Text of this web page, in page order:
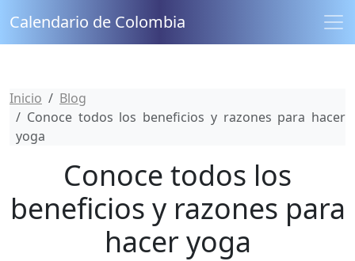
Calendario de Colombia
Inicio
Blog
Conoce todos los beneficios y razones para hacer
yoga
Conoce todos los
beneficios y razones para
hacer yoga